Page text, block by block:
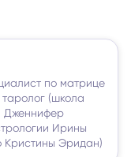
по матрице
(школа
Дженнифер
Ирины
Кристины Эридан)